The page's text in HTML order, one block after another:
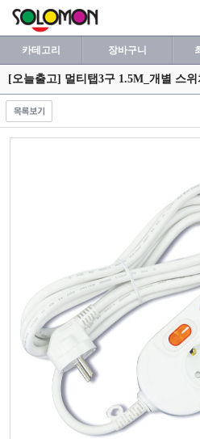
카테고리 장바구니
[오늘출고] 멀티탭3구 1.5M_개별 스